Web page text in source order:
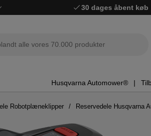
30 dages åbent køb
Husqvarna Automower®
Robotplæneklipper Reservedele Husqvarna